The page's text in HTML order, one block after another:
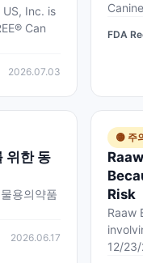
Inc. is
Can
2026.07.03
FDA
위한 동
용의약품
2026.06.17
🟡 주
Risk
Raaw
12/